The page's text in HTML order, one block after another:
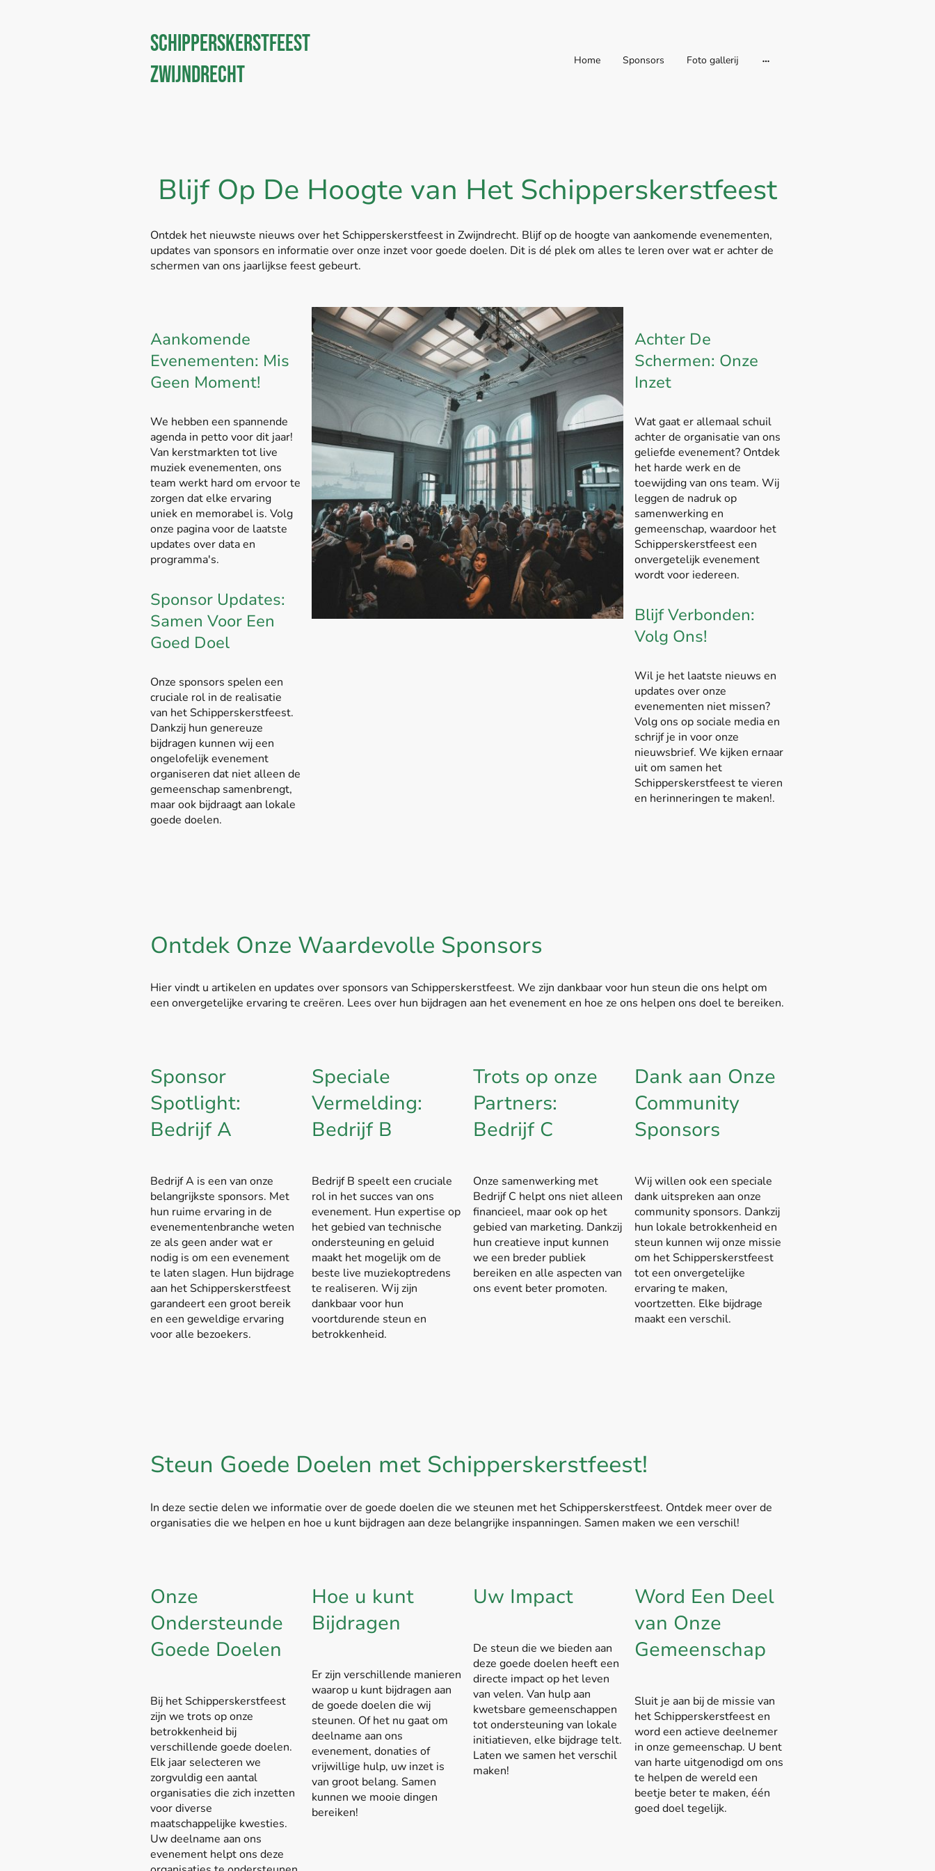
Schipperskerstfeest
Zwijndrecht
Home Sponsors Foto gallerij
Blijf Op De Hoogte van Het Schipperskerstfeest
Ontdek het nieuwste nieuws over het Schipperskerstfeest in Zwijndrecht. Blijf op de hoogte van aankomende evenementen,
updates van sponsors en informatie over onze inzet voor goede doelen. Dit is dé plek om alles te leren over wat er achter de
schermen van ons jaarlijkse feest gebeurt.
Aankomende
Evenementen: Mis
Geen Moment!
We hebben een spannende
agenda in petto voor dit jaar!
Van kerstmarkten tot live
muziek evenementen, ons
team werkt hard om ervoor te
zorgen dat elke ervaring
uniek en memorabel is. Volg
onze pagina voor de laatste
updates over data en
programma's.
Sponsor Updates:
Samen Voor Een
Goed Doel
Onze sponsors spelen een
cruciale rol in de realisatie
van het Schipperskerstfeest.
Dankzij hun genereuze
bijdragen kunnen wij een
ongelofelijk evenement
organiseren dat niet alleen de
gemeenschap samenbrengt,
maar ook bijdraagt aan lokale
goede doelen.
Achter De
Schermen: Onze
Inzet
Wat gaat er allemaal schuil
achter de organisatie van ons
geliefde evenement? Ontdek
het harde werk en de
toewijding van ons team. Wij
leggen de nadruk op
samenwerking en
gemeenschap, waardoor het
Schipperskerstfeest een
onvergetelijk evenement
wordt voor iedereen.
Blijf Verbonden:
Volg Ons!
Wil je het laatste nieuws en
updates over onze
evenementen niet missen?
Volg ons op sociale media en
schrijf je in voor onze
nieuwsbrief. We kijken ernaar
uit om samen het
Schipperskerstfeest te vieren
en herinneringen te maken!.
Ontdek Onze Waardevolle Sponsors
Hier vindt u artikelen en updates over sponsors van Schipperskerstfeest. We zijn dankbaar voor hun steun die ons helpt om
een onvergetelijke ervaring te creëren. Lees over hun bijdragen aan het evenement en hoe ze ons helpen ons doel te bereiken.
Sponsor
Spotlight:
Bedrijf A
Bedrijf A is een van onze
belangrijkste sponsors. Met
hun ruime ervaring in de
evenementenbranche weten
ze als geen ander wat er
nodig is om een evenement
te laten slagen. Hun bijdrage
aan het Schipperskerstfeest
garandeert een groot bereik
en een geweldige ervaring
voor alle bezoekers.
Speciale
Vermelding:
Bedrijf B
Bedrijf B speelt een cruciale
rol in het succes van ons
evenement. Hun expertise op
het gebied van technische
ondersteuning en geluid
maakt het mogelijk om de
beste live muziekoptredens
te realiseren. Wij zijn
dankbaar voor hun
voortdurende steun en
betrokkenheid.
Trots op onze
Partners:
Bedrijf C
Onze samenwerking met
Bedrijf C helpt ons niet alleen
financieel, maar ook op het
gebied van marketing. Dankzij
hun creatieve input kunnen
we een breder publiek
bereiken en alle aspecten van
ons event beter promoten.
Dank aan Onze
Community
Sponsors
Wij willen ook een speciale
dank uitspreken aan onze
community sponsors. Dankzij
hun lokale betrokkenheid en
steun kunnen wij onze missie
om het Schipperskerstfeest
tot een onvergetelijke
ervaring te maken,
voortzetten. Elke bijdrage
maakt een verschil.
Steun Goede Doelen met Schipperskerstfeest!
In deze sectie delen we informatie over de goede doelen die we steunen met het Schipperskerstfeest. Ontdek meer over de
organisaties die we helpen en hoe u kunt bijdragen aan deze belangrijke inspanningen. Samen maken we een verschil!
Onze
Ondersteunde
Goede Doelen
Bij het Schipperskerstfeest
zijn we trots op onze
betrokkenheid bij
verschillende goede doelen.
Elk jaar selecteren we
zorgvuldig een aantal
organisaties die zich inzetten
voor diverse
maatschappelijke kwesties.
Uw deelname aan ons
evenement helpt ons deze
Hoe u kunt
Bijdragen
Er zijn verschillende manieren
waarop u kunt bijdragen aan
de goede doelen die wij
steunen. Of het nu gaat om
deelname aan ons
evenement, donaties of
vrijwillige hulp, uw inzet is
van groot belang. Samen
kunnen we mooie dingen
bereiken!
Uw Impact
De steun die we bieden aan
deze goede doelen heeft een
directe impact op het leven
van velen. Van hulp aan
kwetsbare gemeenschappen
tot ondersteuning van lokale
initiatieven, elke bijdrage telt.
Laten we samen het verschil
maken!
Word Een Deel
van Onze
Gemeenschap
Sluit je aan bij de missie van
het Schipperskerstfeest en
word een actieve deelnemer
in onze gemeenschap. U bent
van harte uitgenodigd om ons
te helpen de wereld een
beetje beter te maken, één
goed doel tegelijk.